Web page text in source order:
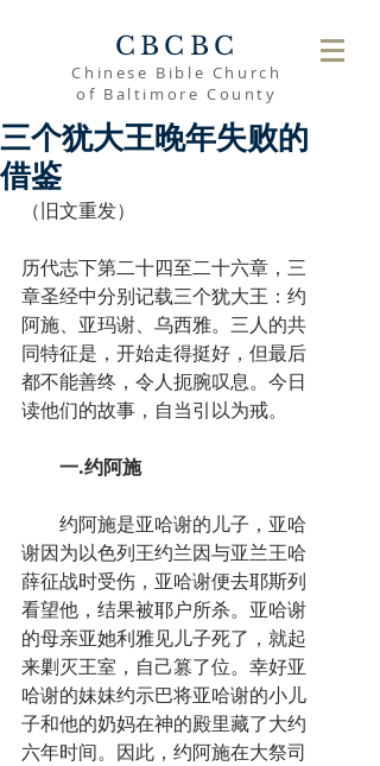
CBCBC
Chinese Bible Church
of Baltimore County
三个犹大王晚年失败的
借鉴
（旧文重发）
历代志下第二十四至二十六章，三
章圣经中分别记载三个犹大王：约
阿施、亚玛谢、乌西雅。三人的共
同特征是，开始走得挺好，但最后
都不能善终，令人扼腕叹息。今日
读他们的故事，自当引以为戒。
一.约阿施
约阿施是亚哈谢的儿子，亚哈
谢因为以色列王约兰因与亚兰王哈
薛征战时受伤，亚哈谢便去耶斯列
看望他，结果被耶户所杀。亚哈谢
的母亲亚她利雅见儿子死了，就起
来剿灭王室，自己篡了位。幸好亚
哈谢的妹妹约示巴将亚哈谢的小儿
子和他的奶妈在神的殿里藏了大约
六年时间。因此，约阿施在大祭司